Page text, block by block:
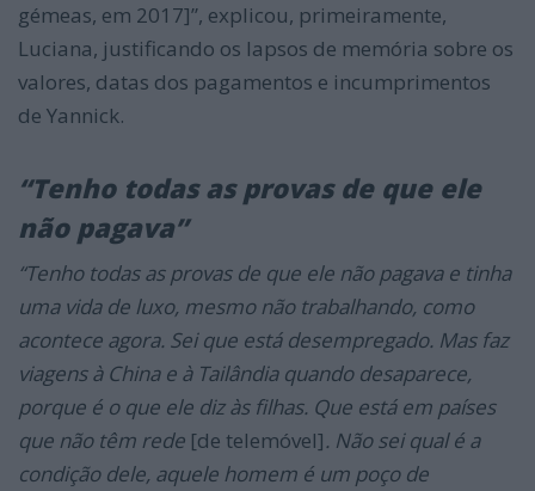
gémeas, em 2017]”, explicou, primeiramente,
Luciana, justificando os lapsos de memória sobre os
valores, datas dos pagamentos e incumprimentos
de Yannick.
“Tenho todas as provas de que ele
não pagava”
“Tenho todas as provas de que ele não pagava e tinha
uma vida de luxo, mesmo não trabalhando, como
acontece agora. Sei que está desempregado. Mas faz
viagens à China e à Tailândia quando desaparece,
porque é o que ele diz às filhas. Que está em países
que não têm rede [de telemóvel]. Não sei qual é a
condição dele, aquele homem é um poço de